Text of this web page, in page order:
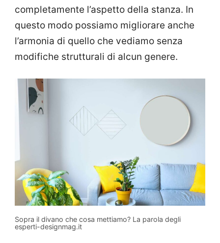
completamente l’aspetto della stanza. In
questo modo possiamo migliorare anche
l’armonia di quello che vediamo senza
modifiche strutturali di alcun genere.
Sopra il divano che cosa mettiamo? La parola degli
esperti-designmag.it